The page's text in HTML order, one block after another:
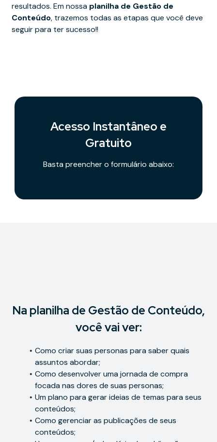
resultados. Em nossa planilha de Gestão de
Conteúdo, trazemos todas as etapas que você deve
seguir para ter sucesso!!
Acesso Instantâneo e
Gratuito
Basta preencher o formulário abaixo:
Na planilha de Gestão de Conteúdo,
você vai ver:
Como criar suas personas para saber quais
assuntos abordar;
Como desenvolver uma jornada de compra
focada nas dores de suas personas;
Um plano para gerar ideias de temas para seus
conteúdos;
Como gerenciar as publicações de seus
conteúdos;